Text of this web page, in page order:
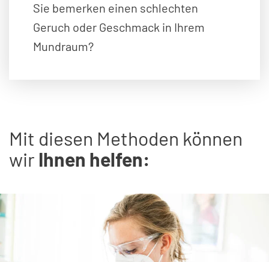
Sie bemerken einen schlechten
Geruch oder Geschmack in Ihrem
Mundraum?
Mit diesen Methoden können
wir Ihnen helfen: